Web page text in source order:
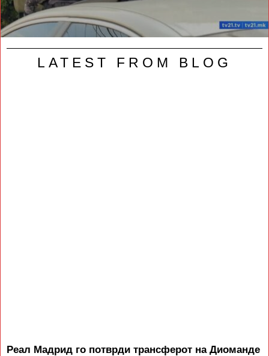
LATEST FROM BLOG
Реал Мадрид го потврди трансферот на Диоманде